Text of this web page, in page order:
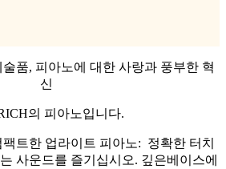
품, 피아노에 대한 사랑과 풍부한 혁
신
의 피아노입니다.
트한 업라이트 피아노: 정확한 터치
사운드를 즐기십시오. 깊은베이스에